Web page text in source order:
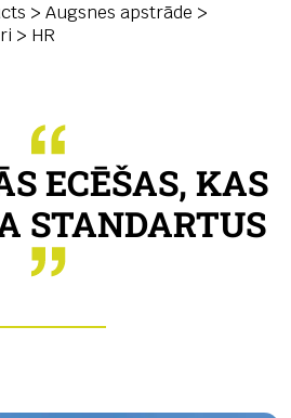
> Augsnes apstrāde >
> HR
ECĒŠAS, KAS
STANDARTUS